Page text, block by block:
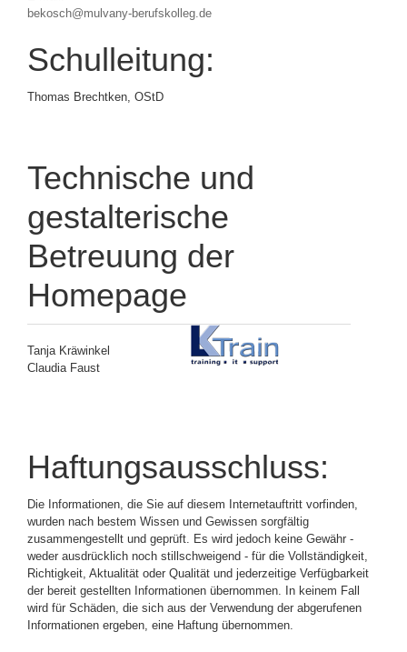
bekosch@mulvany-berufskolleg.de
Schulleitung:
Thomas Brechtken, OStD
Technische und
gestalterische
Betreuung der
Homepage
Tanja Kräwinkel
Claudia Faust
Haftungsausschluss:
Die Informationen, die Sie auf diesem Internetauftritt vorfinden,
wurden nach bestem Wissen und Gewissen sorgfältig
zusammengestellt und geprüft. Es wird jedoch keine Gewähr -
weder ausdrücklich noch stillschweigend - für die Vollständigkeit,
Richtigkeit, Aktualität oder Qualität und jederzeitige Verfügbarkeit
der bereit gestellten Informationen übernommen. In keinem Fall
wird für Schäden, die sich aus der Verwendung der abgerufenen
Informationen ergeben, eine Haftung übernommen.